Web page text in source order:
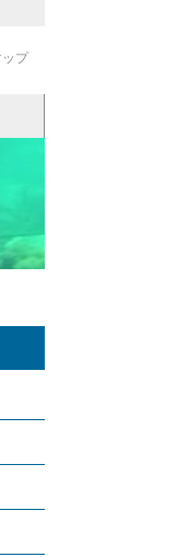
プ